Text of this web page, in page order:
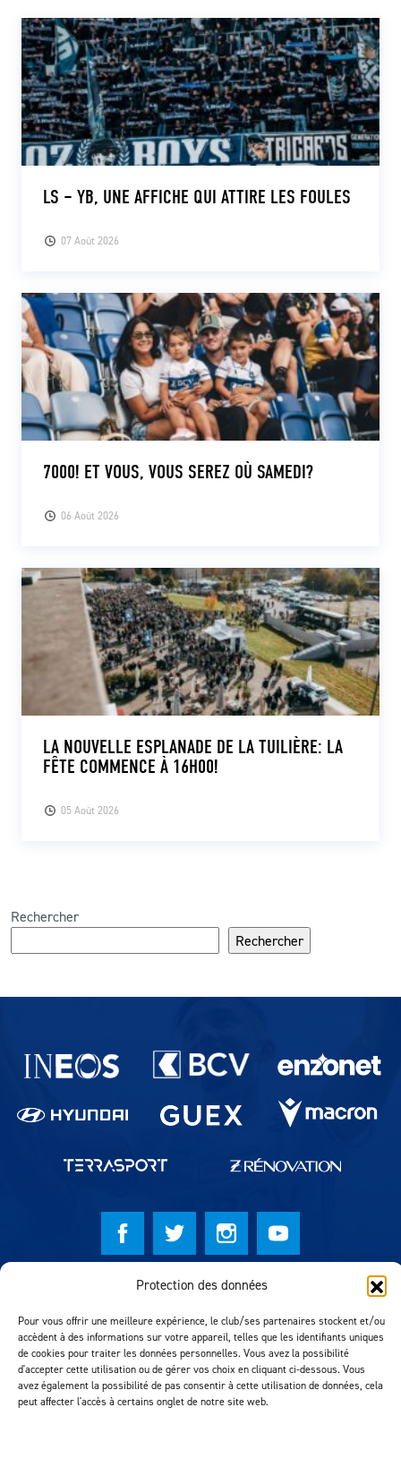
Protection des données
Pour vous offrir une meilleure expérience, le club/ses partenaires stockent et/ou
accèdent à des informations sur votre appareil, telles que les identifiants uniques
de cookies pour traiter les données personnelles. Vous avez la possibilité
d'accepter cette utilisation ou de gérer vos choix en cliquant ci-dessous. Vous
avez également la possibilité de pas consentir à cette utilisation de données, cela
peut affecter l'accès à certains onglet de notre site web.
07 Août 2026
LS – YB, UNE AFFICHE QUI ATTIRE LES FOULES
06 Août 2026
7000! ET VOUS, VOUS SEREZ OÙ SAMEDI?
05 Août 2026
LA NOUVELLE ESPLANADE DE LA TUILIÈRE: LA
FÊTE COMMENCE À 16H00!
Rechercher
Rechercher
Partenaires du lausanne-Sport
© Lausanne Sport Football Club 2026
Réalisation MTM Agency